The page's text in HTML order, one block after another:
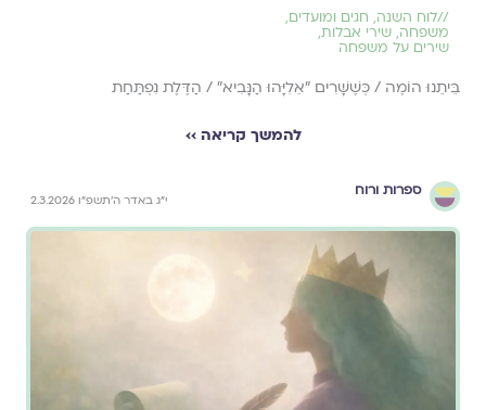
//לוח השנה, חגים ומועדים,
משפחה, שירי אבלות,
שירים על משפחה
בֵּיתֵנוּ הוֹמֶה / כְּשֶׁשָּׁרִים "אֵלִיָּהוּ הַנָּבִיא" / הַדֶּלֶת נִפְתַּחַת
להמשך קריאה ››
ספרות ורוח
י״ג באדר ה׳תשפ״ו 2.3.2026